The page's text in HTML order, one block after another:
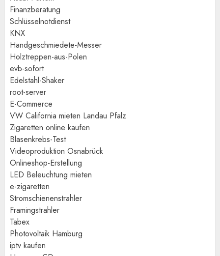
Finanzberatung
Schlüsselnotdienst
KNX
Handgeschmiedete-Messer
Holztreppen-aus-Polen
evb-sofort
Edelstahl-Shaker
root-server
E-Commerce
VW California mieten Landau Pfalz
Zigaretten online kaufen
Blasenkrebs-Test
Videoproduktion Osnabrück
Onlineshop-Erstellung
LED Beleuchtung mieten
e-zigaretten
Stromschienenstrahler
Framingstrahler
Tabex
Photovoltaik Hamburg
iptv kaufen